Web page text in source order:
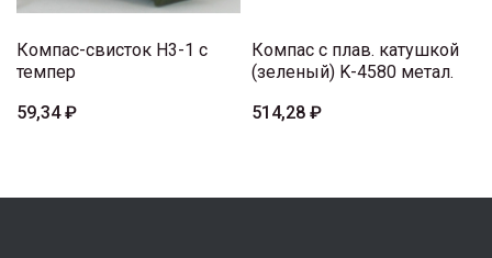
Компас-свисток H3-1 c
темпер
59,34 ₽
Компас с плав. катушкой
(зеленый) K-4580 метал.
514,28 ₽